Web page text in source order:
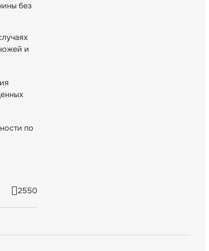
без
и
по
2550